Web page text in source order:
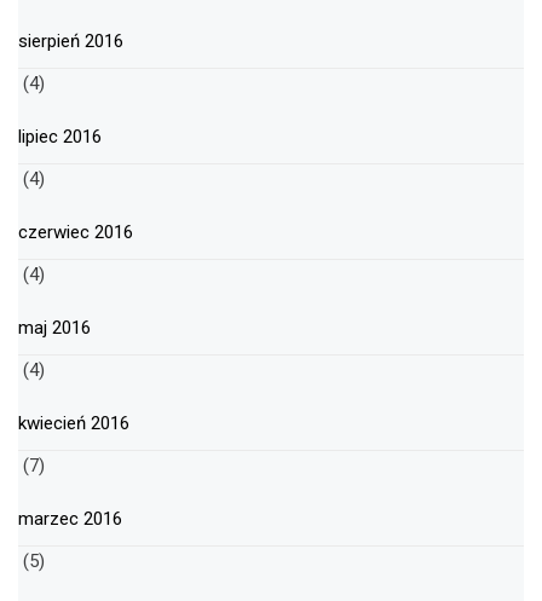
sierpień 2016
(4)
lipiec 2016
(4)
czerwiec 2016
(4)
maj 2016
(4)
kwiecień 2016
(7)
marzec 2016
(5)